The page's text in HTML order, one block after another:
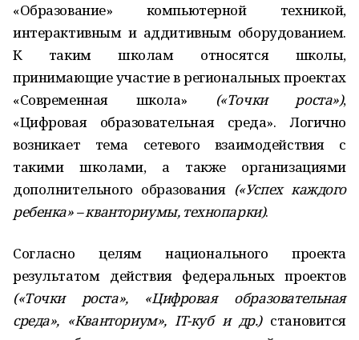
«Образование» компьютерной техникой,
интерактивным и аддитивным оборудованием.
К таким школам относятся школы,
принимающие участие в региональных проектах
«Современная школа»
(«Точки роста»),
«Цифровая образовательная среда». Логично
возникает тема сетевого взаимодействия с
такими школами, а также организациями
дополнительного образования («Успех каждого
ребенка» – кванториумы, технопарки).
Согласно целям национального проекта
результатом действия федеральных проектов
(«Точки роста», «Цифровая образовательная
среда», «Кванториум», IT-куб и др.)становится